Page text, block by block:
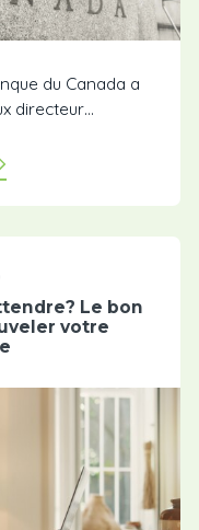
du Canada a
directeur…
Le bon
votre